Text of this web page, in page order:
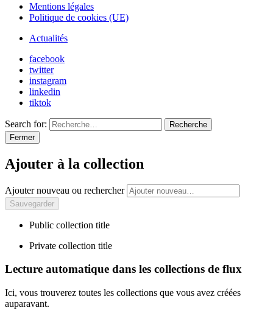
Mentions légales
Politique de cookies (UE)
Actualités
facebook
twitter
instagram
linkedin
tiktok
Search for:
Recherche
Fermer
Ajouter à la collection
Ajouter nouveau ou rechercher
Public collection title
Private collection title
Lecture automatique dans les collections de flux
Ici, vous trouverez toutes les collections que vous avez créées
auparavant.